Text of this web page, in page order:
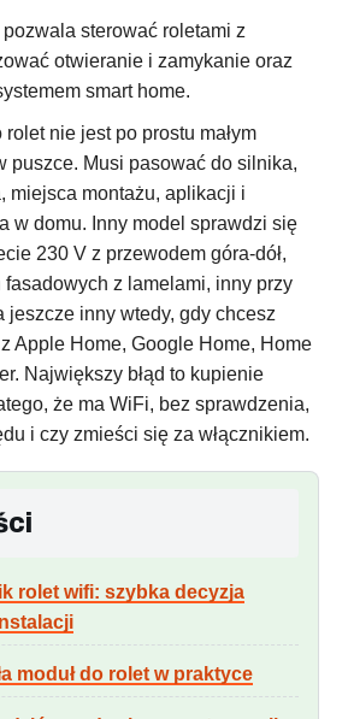
sterować roletami z
otwieranie i zamykanie oraz
smart home.
nie jest po prostu małym
puszce. Musi pasować do silnika,
miejsca montażu, aplikacji i
w domu. Inny model sprawdzi się
230 V z przewodem góra-dół,
z lamelami, inny przy
jeszcze inny wtedy, gdy chcesz
Apple Home, Google Home, Home
Największy błąd to kupienie
że ma WiFi, bez sprawdzenia,
i czy zmieści się za włącznikiem.
rolet wifi: szybka decyzja
moduł do rolet w praktyce